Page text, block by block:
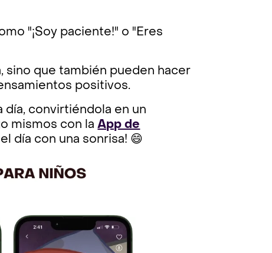
"¡Soy paciente!" o "Eres
sino que también pueden hacer
positivos.
día, convirtiéndola en un
mismos con laApp de
día con una sonrisa! 😄